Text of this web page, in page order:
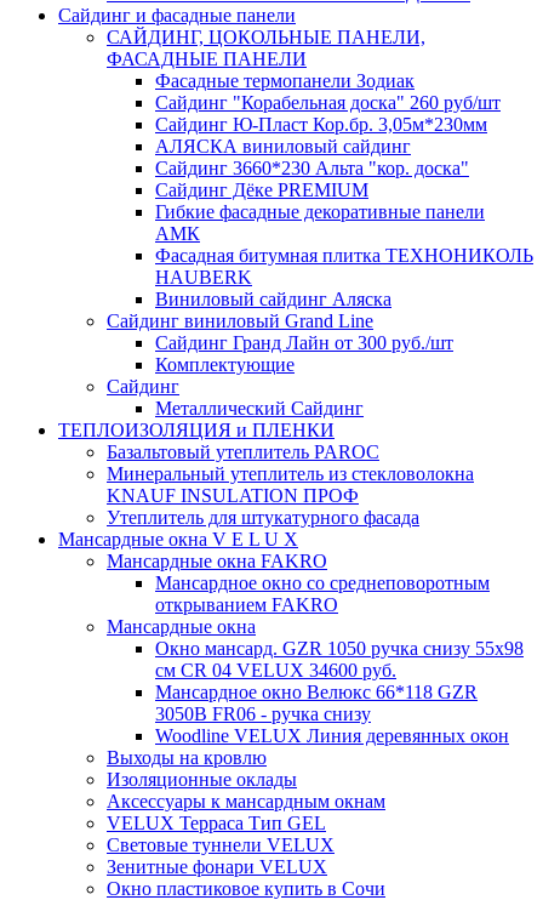
Сайдинг и фасадные панели
САЙДИНГ, ЦОКОЛЬНЫЕ ПАНЕЛИ,
ФАСАДНЫЕ ПАНЕЛИ
Фасадные термопанели Зодиак
Сайдинг "Корабельная доска" 260 руб/шт
Сайдинг Ю-Пласт Кор.бр. 3,05м*230мм
АЛЯСКА виниловый сайдинг
Сайдинг 3660*230 Альта "кор. доска"
Сайдинг Дёке PREMIUM
Гибкие фасадные декоративные панели
АМК
Фасадная битумная плитка ТЕХНОНИКОЛЬ
HAUBERK
Виниловый сайдинг Аляска
Сайдинг виниловый Grand Line
Сайдинг Гранд Лайн от 300 руб./шт
Комплектующие
Сайдинг
Металлический Сайдинг
ТЕПЛОИЗОЛЯЦИЯ и ПЛЕНКИ
Базальтовый утеплитель PAROC
Минеральный утеплитель из стекловолокна
KNAUF INSULATION ПРОФ
Утеплитель для штукатурного фасада
Мансардные окна V E L U X
Мансардные окна FAKRO
Мансардное окно со среднеповоротным
открыванием FAKRO
Мансардные окна
Окно мансард. GZR 1050 ручка снизу 55х98
см CR 04 VELUX 34600 руб.
Мансардное окно Велюкс 66*118 GZR
3050B FR06 - ручка снизу
Woodline VELUX Линия деревянных окон
Выходы на кровлю
Изоляционные оклады
Аксессуары к мансардным окнам
VELUX Терраса Тип GEL
Световые туннели VELUX
Зенитные фонари VELUX
Окно пластиковое купить в Сочи